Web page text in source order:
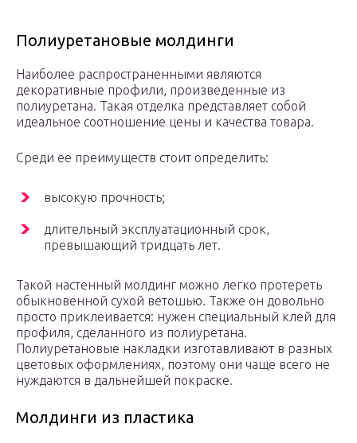
Полиуретановые молдинги
Наиболее распространенными являются
декоративные профили, произведенные из
полиуретана. Такая отделка представляет собой
идеальное соотношение цены и качества товара.
Среди ее преимуществ стоит определить:
высокую прочность;
длительный эксплуатационный срок,
превышающий тридцать лет.
Такой настенный молдинг можно легко протереть
обыкновенной сухой ветошью. Также он довольно
просто приклеивается: нужен специальный клей для
профиля, сделанного из полиуретана.
Полиуретановые накладки изготавливают в разных
цветовых оформлениях, поэтому они чаще всего не
нуждаются в дальнейшей покраске.
Молдинги из пластика